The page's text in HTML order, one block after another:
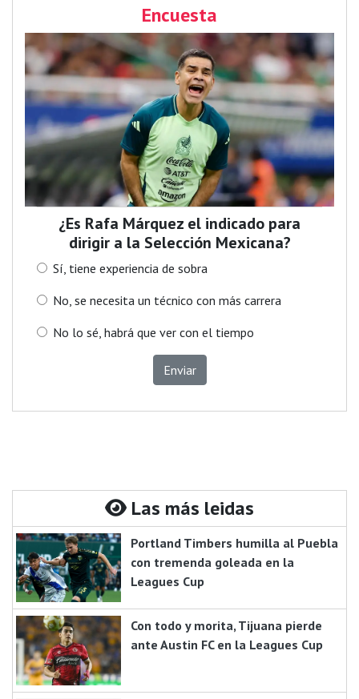
Encuesta
¿Es Rafa Márquez el indicado para
dirigir a la Selección Mexicana?
Sí, tiene experiencia de sobra
No, se necesita un técnico con más carrera
No lo sé, habrá que ver con el tiempo
Enviar
Las más leidas
Portland Timbers humilla al Puebla
con tremenda goleada en la
Leagues Cup
Con todo y morita, Tijuana pierde
ante Austin FC en la Leagues Cup